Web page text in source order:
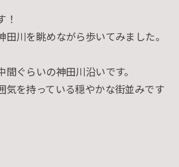
！
田川を眺めながら歩いてみました。
間ぐらいの神田川沿いです。
気を持っている穏やかな街並みです